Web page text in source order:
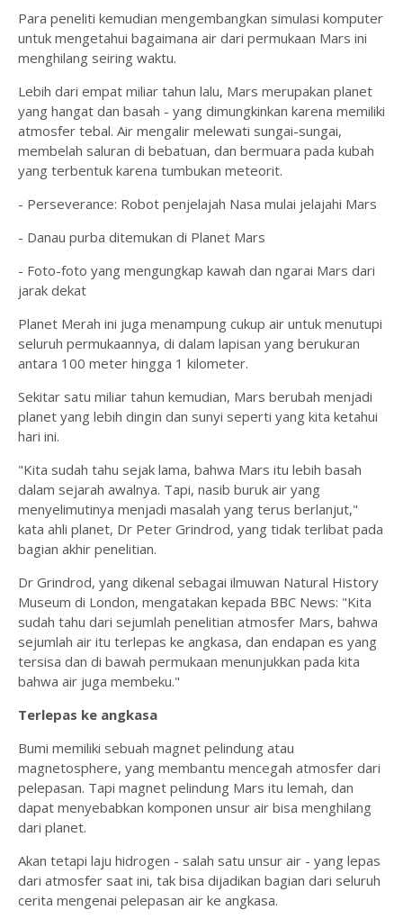
Para peneliti kemudian mengembangkan simulasi komputer
untuk mengetahui bagaimana air dari permukaan Mars ini
menghilang seiring waktu.
Lebih dari empat miliar tahun lalu, Mars merupakan planet
yang hangat dan basah - yang dimungkinkan karena memiliki
atmosfer tebal. Air mengalir melewati sungai-sungai,
membelah saluran di bebatuan, dan bermuara pada kubah
yang terbentuk karena tumbukan meteorit.
- Perseverance: Robot penjelajah Nasa mulai jelajahi Mars
- Danau purba ditemukan di Planet Mars
- Foto-foto yang mengungkap kawah dan ngarai Mars dari
jarak dekat
Planet Merah ini juga menampung cukup air untuk menutupi
seluruh permukaannya, di dalam lapisan yang berukuran
antara 100 meter hingga 1 kilometer.
Sekitar satu miliar tahun kemudian, Mars berubah menjadi
planet yang lebih dingin dan sunyi seperti yang kita ketahui
hari ini.
"Kita sudah tahu sejak lama, bahwa Mars itu lebih basah
dalam sejarah awalnya. Tapi, nasib buruk air yang
menyelimutinya menjadi masalah yang terus berlanjut,"
kata ahli planet, Dr Peter Grindrod, yang tidak terlibat pada
bagian akhir penelitian.
Dr Grindrod, yang dikenal sebagai ilmuwan Natural History
Museum di London, mengatakan kepada BBC News: "Kita
sudah tahu dari sejumlah penelitian atmosfer Mars, bahwa
sejumlah air itu terlepas ke angkasa, dan endapan es yang
tersisa dan di bawah permukaan menunjukkan pada kita
bahwa air juga membeku."
Terlepas ke angkasa
Bumi memiliki sebuah magnet pelindung atau
magnetosphere, yang membantu mencegah atmosfer dari
pelepasan. Tapi magnet pelindung Mars itu lemah, dan
dapat menyebabkan komponen unsur air bisa menghilang
dari planet.
Akan tetapi laju hidrogen - salah satu unsur air - yang lepas
dari atmosfer saat ini, tak bisa dijadikan bagian dari seluruh
cerita mengenai pelepasan air ke angkasa.